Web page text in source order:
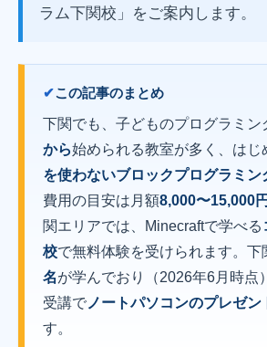
ラム下関校」をご案内します。
この記事のまとめ
下関でも、子どものプログラミン
から始められる教室が多く、はじ
を使わないブロックプログラミン
費用の目安は月額8,000〜15,000円
関エリアでは、Minecraftで学べる
校で無料体験を受けられます。下
名が学んでおり（2026年6月時点
受講で ノートパソコンのプレゼン
す。